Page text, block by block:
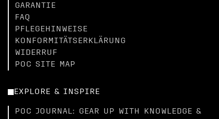
GARANTIE
FAQ
PFLEGEHINWEISE
KONFORMITÄTSERKLÄRUNG
WIDERRUF
POC SITE MAP
EXPLORE & INSPIRE
POC JOURNAL: GEAR UP WITH KNOWLEDGE &